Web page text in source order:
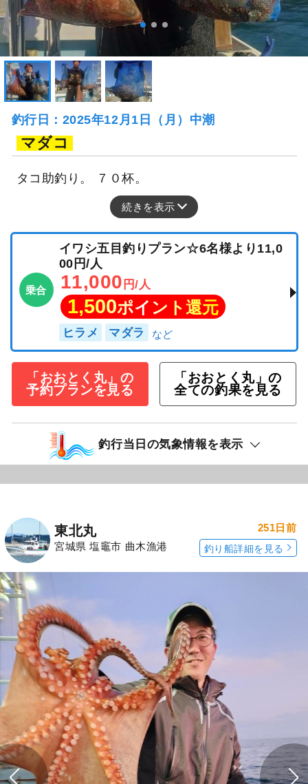
釣行日：2025年12月1日（月）中潮
マダコ
タコ助釣り。 ７０杯。
続きを表示
乗合
イワシ五目釣りプラン☆6名様より11,0
00円/人
11,000 円/人
1,500ポイント還元
ヒラメ マダラ
「おおとく丸」の
予約プランを見る
「おおとく丸」の
全ての釣果を見る
釣行当日の気象情報を表示
東北丸
宮城県 塩竈市 曲木漁港
251日前
釣り船詳細を見る